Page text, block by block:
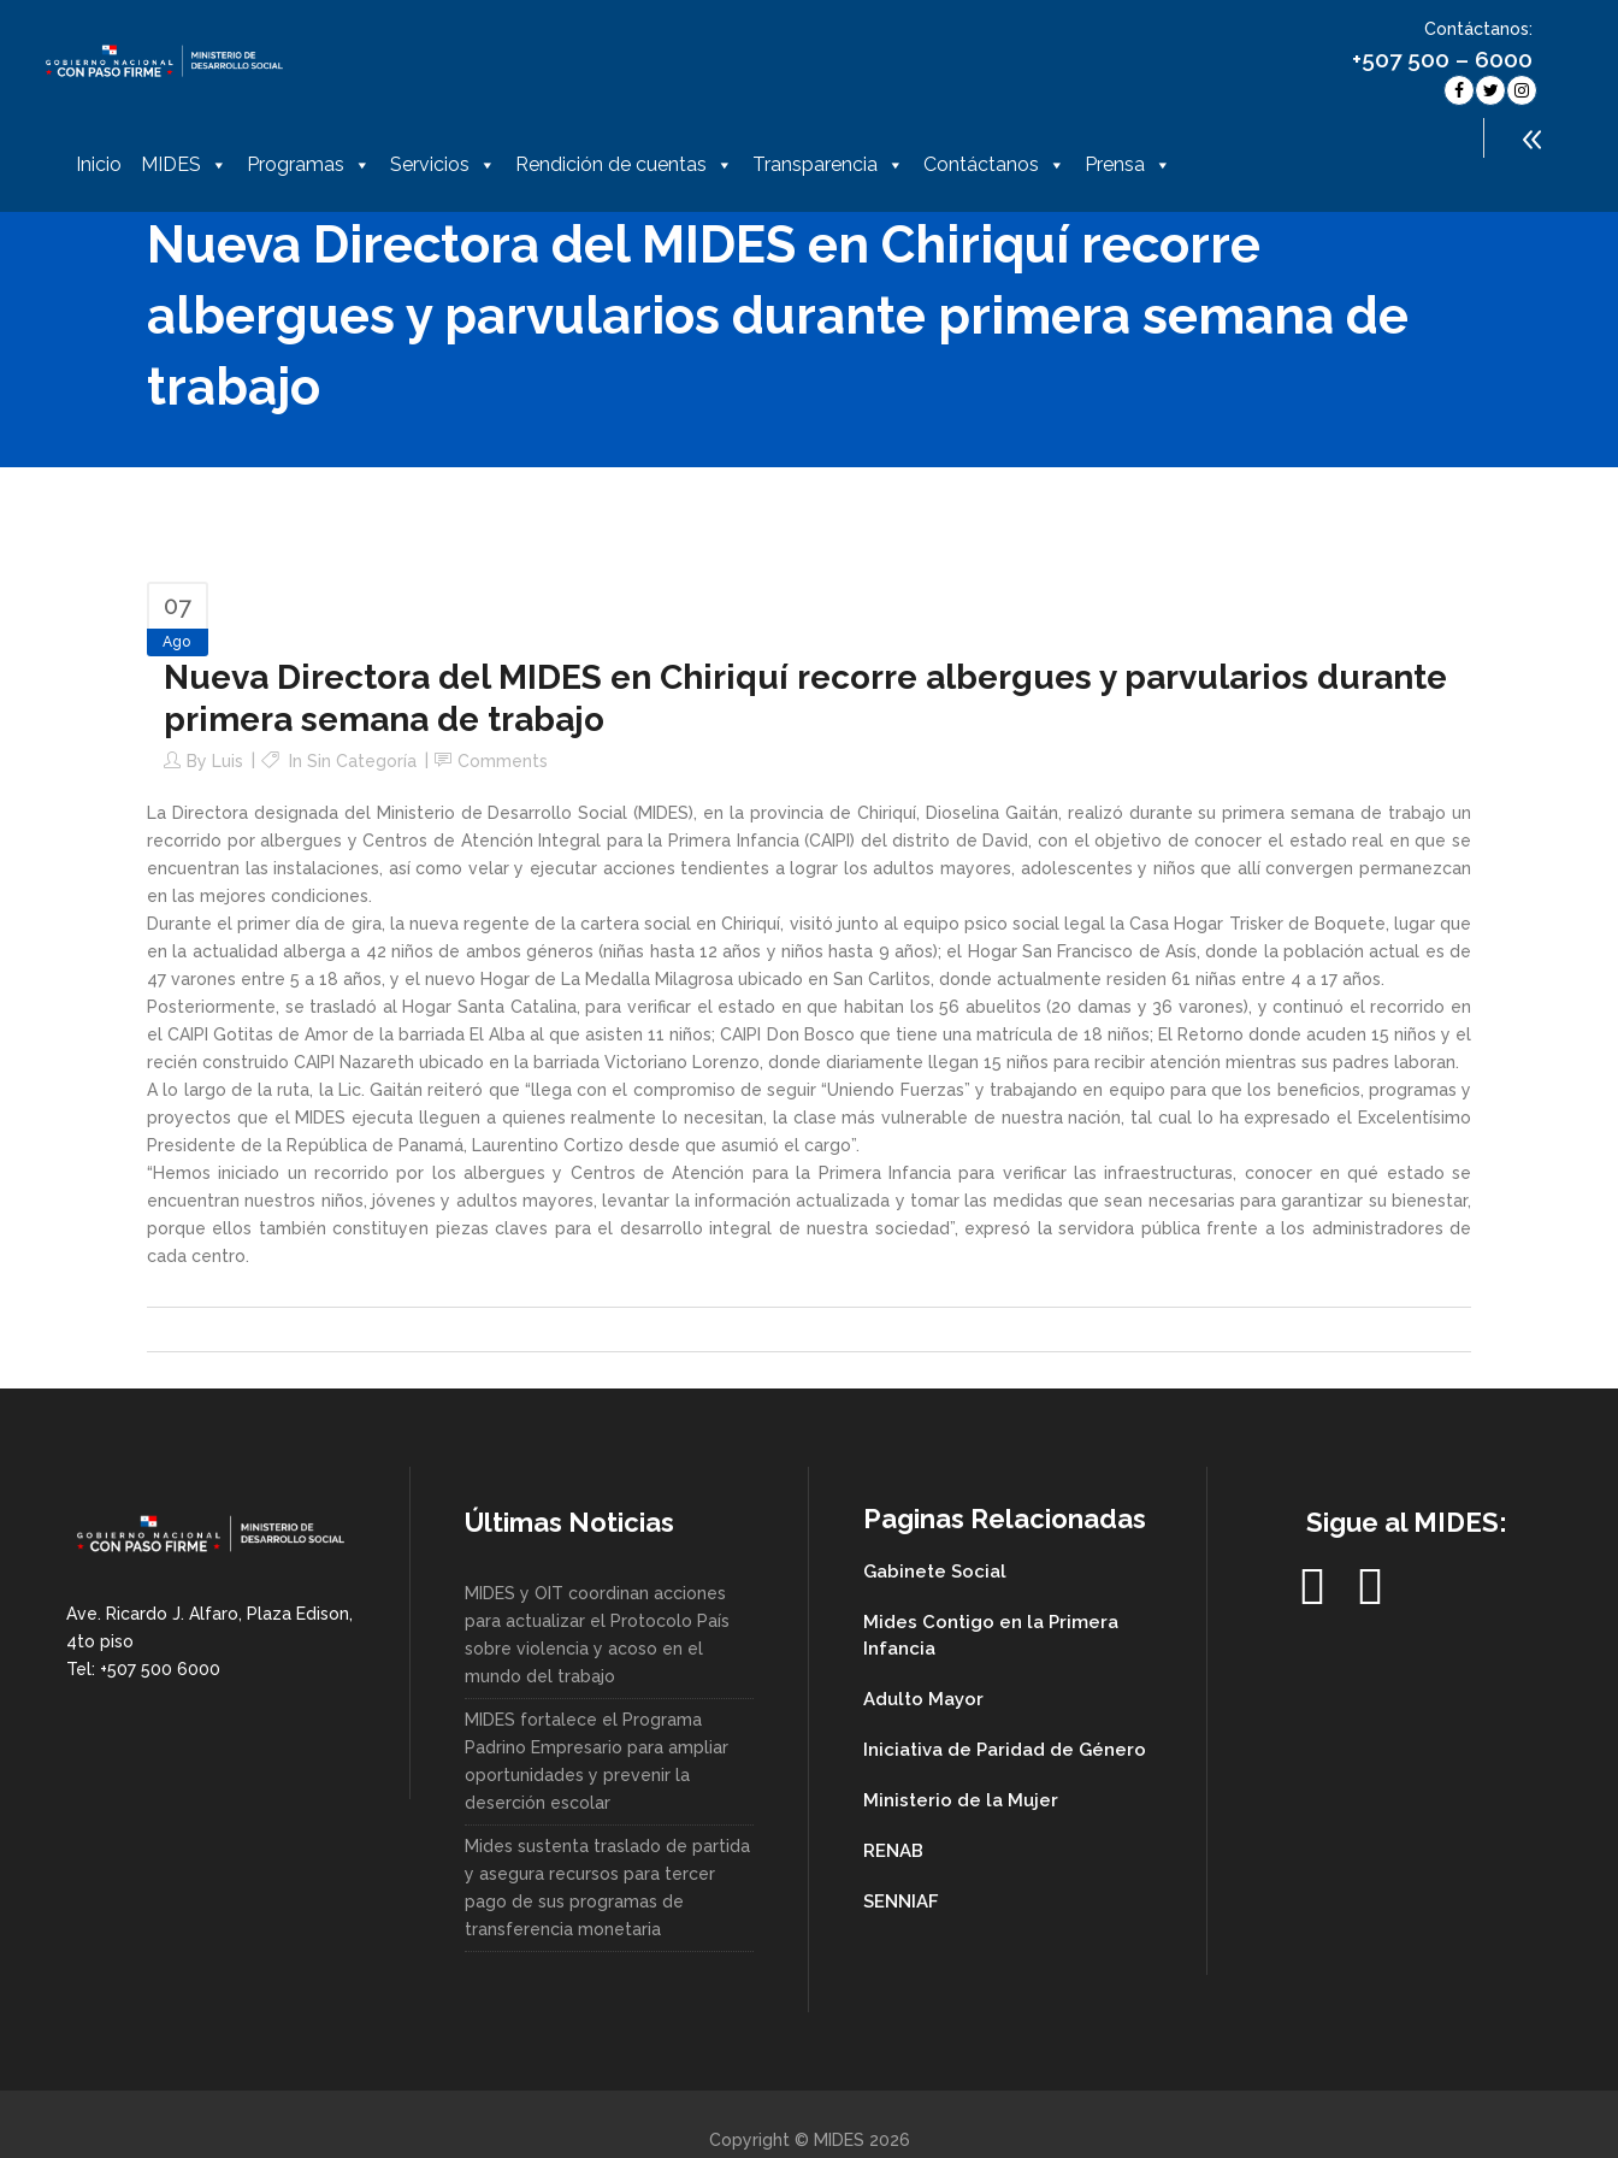
Contáctanos:
+507 500 – 6000
Inicio MIDES Programas Servicios Rendición de cuentas Transparencia Contáctanos Prensa
Nueva Directora del MIDES en Chiriquí recorre
albergues y parvularios durante primera semana de
trabajo
07
Ago
Nueva Directora del MIDES en Chiriquí recorre albergues y parvularios durante
primera semana de trabajo
By Luis In Sin Categoría Comments
La Directora designada del Ministerio de Desarrollo Social (MIDES), en la provincia de Chiriquí, Dioselina Gaitán, realizó durante su primera semana de trabajo un
recorrido por albergues y Centros de Atención Integral para la Primera Infancia (CAIPI) del distrito de David, con el objetivo de conocer el estado real en que se
encuentran las instalaciones, así como velar y ejecutar acciones tendientes a lograr los adultos mayores, adolescentes y niños que allí convergen permanezcan
en las mejores condiciones.
Durante el primer día de gira, la nueva regente de la cartera social en Chiriquí, visitó junto al equipo psico social legal la Casa Hogar Trisker de Boquete, lugar que
en la actualidad alberga a 42 niños de ambos géneros (niñas hasta 12 años y niños hasta 9 años); el Hogar San Francisco de Asís, donde la población actual es de
47 varones entre 5 a 18 años, y el nuevo Hogar de La Medalla Milagrosa ubicado en San Carlitos, donde actualmente residen 61 niñas entre 4 a 17 años.
Posteriormente, se trasladó al Hogar Santa Catalina, para verificar el estado en que habitan los 56 abuelitos (20 damas y 36 varones), y continuó el recorrido en
el CAIPI Gotitas de Amor de la barriada El Alba al que asisten 11 niños; CAIPI Don Bosco que tiene una matrícula de 18 niños; El Retorno donde acuden 15 niños y el
recién construido CAIPI Nazareth ubicado en la barriada Victoriano Lorenzo, donde diariamente llegan 15 niños para recibir atención mientras sus padres laboran.
A lo largo de la ruta, la Lic. Gaitán reiteró que “llega con el compromiso de seguir “Uniendo Fuerzas” y trabajando en equipo para que los beneficios, programas y
proyectos que el MIDES ejecuta lleguen a quienes realmente lo necesitan, la clase más vulnerable de nuestra nación, tal cual lo ha expresado el Excelentísimo
Presidente de la República de Panamá, Laurentino Cortizo desde que asumió el cargo”.
“Hemos iniciado un recorrido por los albergues y Centros de Atención para la Primera Infancia para verificar las infraestructuras, conocer en qué estado se
encuentran nuestros niños, jóvenes y adultos mayores, levantar la información actualizada y tomar las medidas que sean necesarias para garantizar su bienestar,
porque ellos también constituyen piezas claves para el desarrollo integral de nuestra sociedad”, expresó la servidora pública frente a los administradores de
cada centro.
Ave. Ricardo J. Alfaro, Plaza Edison,
4to piso
Tel: +507 500 6000
Últimas Noticias
MIDES y OIT coordinan acciones
para actualizar el Protocolo País
sobre violencia y acoso en el
mundo del trabajo
MIDES fortalece el Programa
Padrino Empresario para ampliar
oportunidades y prevenir la
deserción escolar
Mides sustenta traslado de partida
y asegura recursos para tercer
pago de sus programas de
transferencia monetaria
Paginas Relacionadas
Gabinete Social
Mides Contigo en la Primera
Infancia
Adulto Mayor
Iniciativa de Paridad de Género
Ministerio de la Mujer
RENAB
SENNIAF
Sigue al MIDES:
Copyright © MIDES 2026